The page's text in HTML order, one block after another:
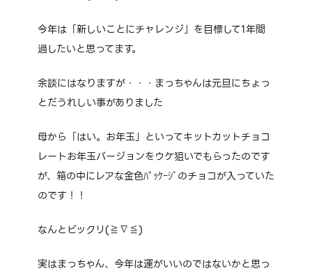
今年は「新しいことにチャレンジ」を目標して1年間
過したいと思ってます。
余談にはなりますが・・・まっちゃんは元旦にちょっ
とだうれしい事がありました
母から「はい。お年玉」といってキットカットチョコ
レートお年玉バージョンをウケ狙いでもらったのです
が、箱の中にレアな金色ﾊﾟｯｹｰｼﾞのチョコが入っていた
のです！！
なんとビックリ(≧∇≦)
実はまっちゃん、今年は運がいいのではないかと思っ